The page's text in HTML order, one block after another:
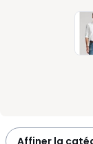
Affiner la